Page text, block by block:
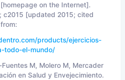
on the Internet].
c2015 [updated 2015; cited
products/ejercicios-
todo-el-mundo/
M, Molero M, Mercader
en Salud y Envejecimiento.